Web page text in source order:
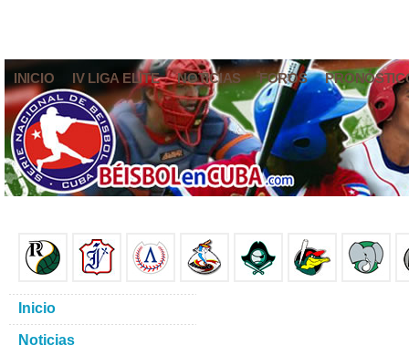
INICIO IV LIGA ELITE NOTICIAS FOROS
Inicio
Noticias